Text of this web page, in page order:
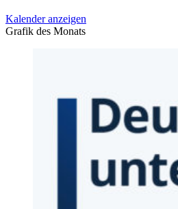
Kalender anzeigen
Grafik des Monats